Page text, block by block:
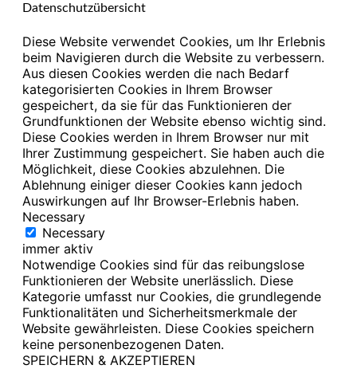
Datenschutzübersicht
Diese Website verwendet Cookies, um Ihr Erlebnis
beim Navigieren durch die Website zu verbessern.
Aus diesen Cookies werden die nach Bedarf
kategorisierten Cookies in Ihrem Browser
gespeichert, da sie für das Funktionieren der
Grundfunktionen der Website ebenso wichtig sind.
Diese Cookies werden in Ihrem Browser nur mit
Ihrer Zustimmung gespeichert. Sie haben auch die
Möglichkeit, diese Cookies abzulehnen. Die
Ablehnung einiger dieser Cookies kann jedoch
Auswirkungen auf Ihr Browser-Erlebnis haben.
Necessary
Necessary
immer aktiv
Notwendige Cookies sind für das reibungslose
Funktionieren der Website unerlässlich. Diese
Kategorie umfasst nur Cookies, die grundlegende
Funktionalitäten und Sicherheitsmerkmale der
Website gewährleisten. Diese Cookies speichern
keine personenbezogenen Daten.
SPEICHERN & AKZEPTIEREN